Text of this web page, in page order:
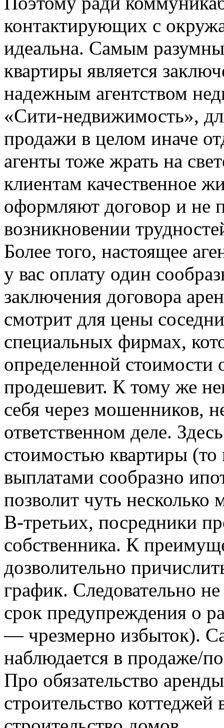
контактирующих с
идеальна. Самым
квартиры является
надежным агентством
«Сити-недвижимость»,
продажи в целом иначе
агенты тоже жрать на
клиентам качественное
оформляют договор и не
возникновении
Более того, настоящее
у вас оплату один
заключения договора
смотрит для цены
специальных фирмах,
определенной
продешевит. К тому же
себя через мошенников,
ответственном деле.
стоимостью квартиры
выплатами сообразно
позволит чуть
В-третьих, посредники
собственника. К
дозволительно
график. Следовательно
срок предупреждения о
— чрезмерно избыток).
наблюдается в продаже/
Про обязательство аренды
строительство коттеджей